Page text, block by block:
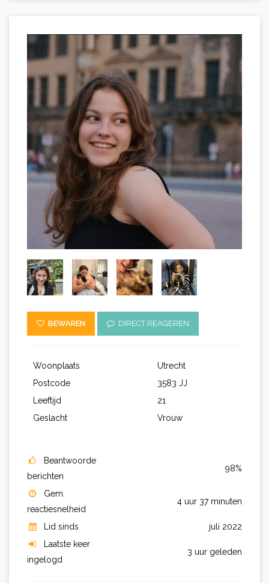
BEWAREN DIRECT REAGEREN
Woonplaats
Utrecht
Postcode
3583 JJ
Leeftijd
21
Geslacht
Vrouw
Beantwoorde
berichten
98%
Gem.
reactiesnelheid
4 uur 37 minuten
Lid sinds
juli 2022
Laatste keer
ingelogd
3 uur geleden